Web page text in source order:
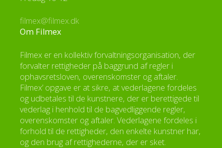
filmex@filmex.dk
Om Filmex
Filmex er en kollektiv forvaltningsorganisation, der
forvalter rettigheder på baggrund af regler i
ophavsretsloven, overenskomster og aftaler.
Filmex’ opgave er at sikre, at vederlagene fordeles
og udbetales til de kunstnere, der er berettigede til
vederlag i henhold til de bagvedliggende regler,
overenskomster og aftaler. Vederlagene fordeles i
forhold til de rettigheder, den enkelte kunstner har,
og den brug af rettighederne, der er sket.